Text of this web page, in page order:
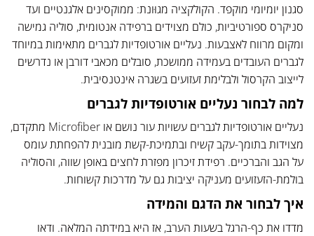
סגנון יומיומי מוקפד. הקולקציה מגוּונת: ממוקסינים אלגנטיים ועד
סניקרס ספורטיביות, כולם מצוידים ברפידה אנטומית, סוליה גמישה
ומקום מרווח לאצבעות. נעליים אורטופדיות לגברים מתאימות במיוחד
לגברים העובדים בעמידה ממושכת, סובלים מכאבי דורבן או נדרשים
לייצוב הקרסול ולבלימת זעזועים בשגרה אינטנסיבית.
למה לבחור נעליים אורטופדיות לגברים
נעליים אורטופדיות לגברים עשויות עור נושם או Microfiber מתקדם,
מצוידות בתומך-עקב קשיח ובתמיכת-קשת מובנית להפחתת עומס
על הגב והברכיים. רפידת זיכרון מפזרת לחצים באופן שווה, והסוליה
בולמת-הזעזועים מעניקה יציבות גם על מדרכות קשוחות.
איך לבחור את הדגם והמידה
מדדו את כף-הרגל בשעות הערב, אז היא במידתה המלאה. ודאו